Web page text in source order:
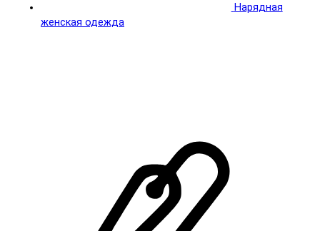
Нарядная
женская одежда